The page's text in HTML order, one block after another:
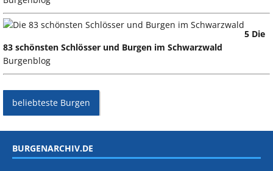
5 Die
83 schönsten Schlösser und Burgen im Schwarzwald
Burgenblog
beliebteste Burgen
BURGENARCHIV.DE